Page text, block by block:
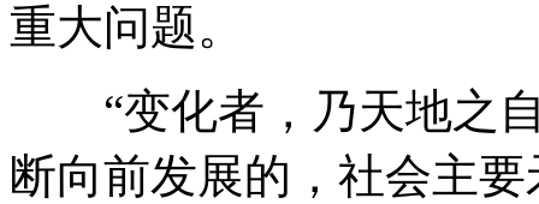
重大问题。
“变化者，乃天地之自
断向前发展的，社会主